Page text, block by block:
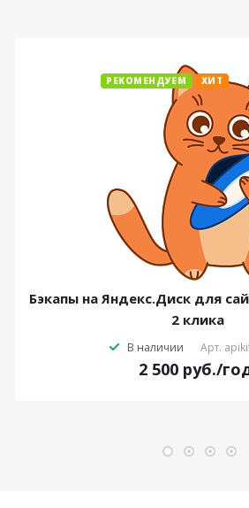
РЕКОМЕНДУЕМ ХИТ
Бэкапы на Яндекс.Диск для
2 клика
В наличии Арт.
2 500 руб./